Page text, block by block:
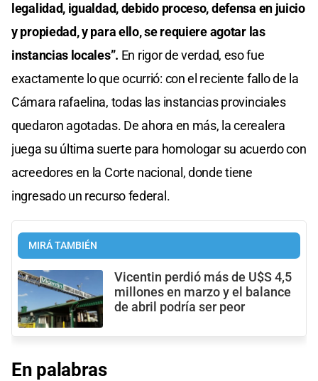
legalidad, igualdad, debido proceso, defensa en juicio
y propiedad, y para ello, se requiere agotar las
instancias locales”. En rigor de verdad, eso fue
exactamente lo que ocurrió: con el reciente fallo de la
Cámara rafaelina, todas las instancias provinciales
quedaron agotadas. De ahora en más, la cerealera
juega su última suerte para homologar su acuerdo con
acreedores en la Corte nacional, donde tiene
ingresado un recurso federal.
MIRÁ TAMBIÉN
Vicentin perdió más de U$S 4,5
millones en marzo y el balance
de abril podría ser peor
En palabras